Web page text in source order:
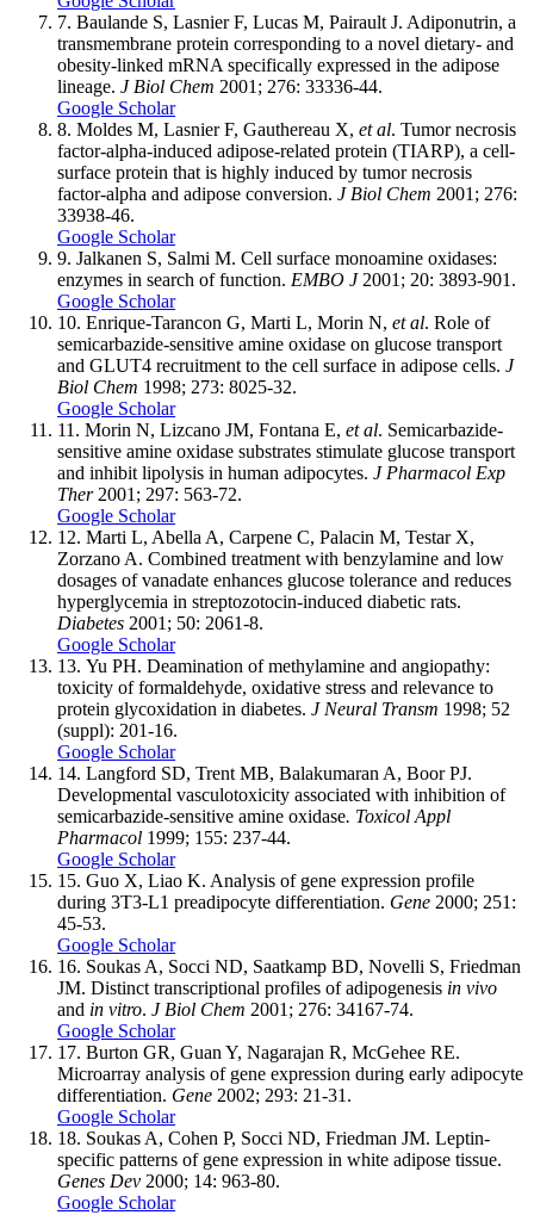
7. Baulande S, Lasnier F, Lucas M, Pairault J. Adiponutrin, a
transmembrane protein corresponding to a novel dietary- and
obesity-linked mRNA specifically expressed in the adipose
lineage. J Biol Chem 2001; 276: 33336-44.
Google Scholar
8. Moldes M, Lasnier F, Gauthereau X, et al. Tumor necrosis
factor-alpha-induced adipose-related protein (TIARP), a cell-
surface protein that is highly induced by tumor necrosis
factor-alpha and adipose conversion. J Biol Chem 2001; 276:
33938-46.
Google Scholar
9. Jalkanen S, Salmi M. Cell surface monoamine oxidases:
enzymes in search of function. EMBO J2001; 20: 3893-901.
Google Scholar
10. Enrique-Tarancon G, Marti L, Morin N, et al. Role of
semicarbazide-sensitive amine oxidase on glucose transport
and GLUT4 recruitment to the cell surface in adipose cells. J
Biol Chem 1998; 273: 8025-32.
Google Scholar
11. Morin N, Lizcano JM, Fontana E, et al. Semicarbazide-
sensitive amine oxidase substrates stimulate glucose transport
and inhibit lipolysis in human adipocytes. J Pharmacol Exp
Ther2001; 297: 563-72.
Google Scholar
12. Marti L, Abella A, Carpene C, Palacin M, Testar X,
Zorzano A. Combined treatment with benzylamine and low
dosages of vanadate enhances glucose tolerance and reduces
hyperglycemia in streptozotocin-induced diabetic rats.
Diabetes 2001; 50: 2061-8.
Google Scholar
13. Yu PH. Deamination of methylamine and angiopathy:
toxicity of formaldehyde, oxidative stress and relevance to
protein glycoxidation in diabetes. J Neural Transm 1998; 52
(suppl): 201-16.
Google Scholar
14. Langford SD, Trent MB, Balakumaran A, Boor PJ.
Developmental vasculotoxicity associated with inhibition of
semicarbazide-sensitive amine oxidase. Toxicol Appl
Pharmacol 1999; 155: 237-44.
Google Scholar
15. Guo X, Liao K. Analysis of gene expression profile
during 3T3-L1 preadipocyte differentiation. Gene 2000; 251:
45-53.
Google Scholar
16. Soukas A, Socci ND, Saatkamp BD, Novelli S, Friedman
JM. Distinct transcriptional profiles of adipogenesis in vivo
and in vitro. J Biol Chem 2001; 276: 34167-74.
Google Scholar
17. Burton GR, Guan Y, Nagarajan R, McGehee RE.
Microarray analysis of gene expression during early adipocyte
differentiation. Gene 2002; 293: 21-31.
Google Scholar
18. Soukas A, Cohen P, Socci ND, Friedman JM. Leptin-
specific patterns of gene expression in white adipose tissue.
Genes Dev 2000; 14: 963-80.
Google Scholar